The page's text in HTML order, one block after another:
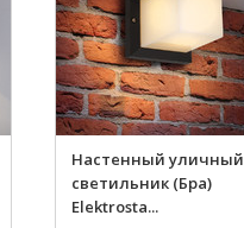
Настенный уличный
светильник (Бра)
Elektrosta...